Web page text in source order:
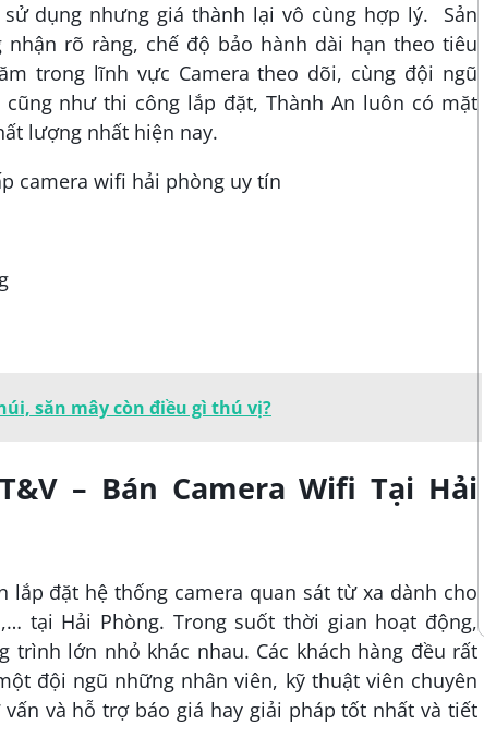
dụng nhưng giá thành lại vô cùng hợp lý. Sản
rõ ràng, chế độ bảo hành dài hạn theo tiêu
trong lĩnh vực Camera theo dõi, cùng đội ngũ
như thi công lắp đặt, Thành An luôn có mặt
lượng nhất hiện nay.
săn mây còn điều gì thú vị?
– Bán Camera Wifi Tại Hải
lắp đặt hệ thống camera quan sát từ xa dành cho
tại Hải Phòng. Trong suốt thời gian hoạt động,
lớn nhỏ khác nhau. Các khách hàng đều rất
đội ngũ những nhân viên, kỹ thuật viên chuyên
và hỗ trợ báo giá hay giải pháp tốt nhất và tiết